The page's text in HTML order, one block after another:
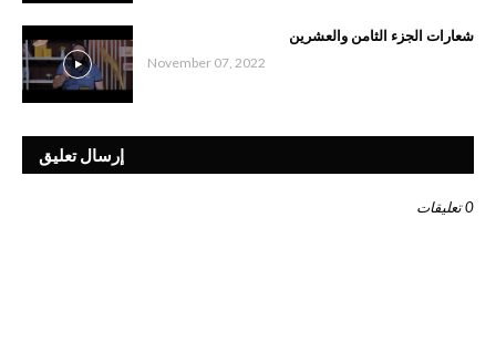
شعارات الجزء الثامن والعشرين
November 07, 2022
إرسال تعليق
0 تعليقات